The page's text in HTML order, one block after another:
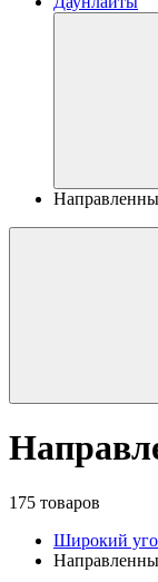
175 товаров
Широкий